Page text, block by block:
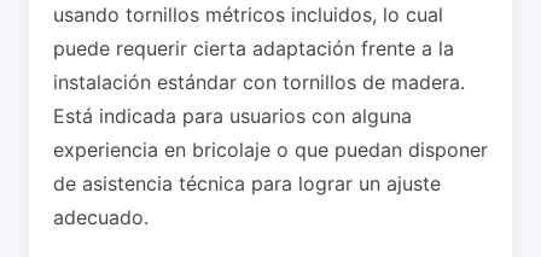
usando tornillos métricos incluidos, lo cual
puede requerir cierta adaptación frente a la
instalación estándar con tornillos de madera.
Está indicada para usuarios con alguna
experiencia en bricolaje o que puedan disponer
de asistencia técnica para lograr un ajuste
adecuado.